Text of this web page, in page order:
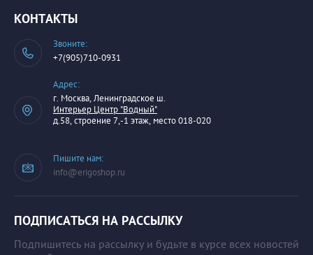
КОНТАКТЫ
Звоните:
+7(905)710-0931
Адрес:
г. Москва, Ленинградское ш.
Интерьер Центр "Водный"
д.58, строение 7,-1 этаж, место 018-020
Пишите нам:
info@erigoshop.ru
ПОДПИСАТЬСЯ НА РАССЫЛКУ
Подпишитесь на рассылку и будьте в курсе всех новостей